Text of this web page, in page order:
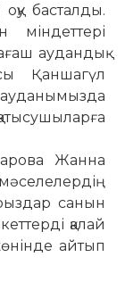
басталды.
аудандық
Қаншагүл
Жанна
санын
қалай
айтып